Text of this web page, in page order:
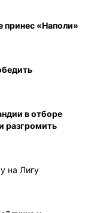
принес «Наполи»
в отборе
разгромить
на Лигу